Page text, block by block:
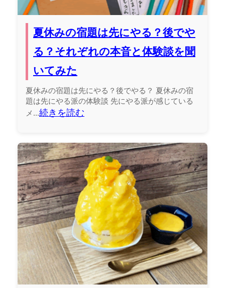
夏休みの宿題は先にやる？後でや
る？それぞれの本音と体験談を聞
いてみた
夏休みの宿題は先にやる？後でやる？ 夏休みの宿
題は先にやる派の体験談 先にやる派が感じている
メ...続きを読む